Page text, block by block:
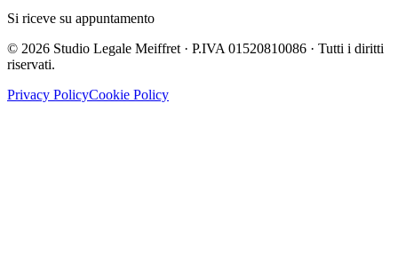
Si riceve su appuntamento
© 2026 Studio Legale Meiffret · P.IVA 01520810086 · Tutti i diritti
riservati.
Privacy PolicyCookie Policy